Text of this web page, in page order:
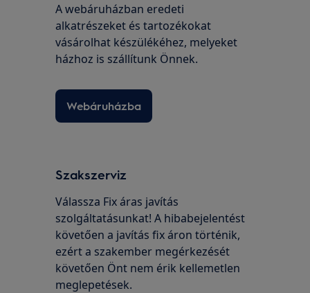
A webáruházban eredeti
alkatrészeket és tartozékokat
vásárolhat készülékéhez, melyeket
házhoz is szállítunk Önnek.
Webáruházba
Szakszerviz
Válassza Fix áras javítás
szolgáltatásunkat! A hibabejelentést
követően a javítás fix áron történik,
ezért a szakember megérkezését
követően Önt nem érik kellemetlen
meglepetések.